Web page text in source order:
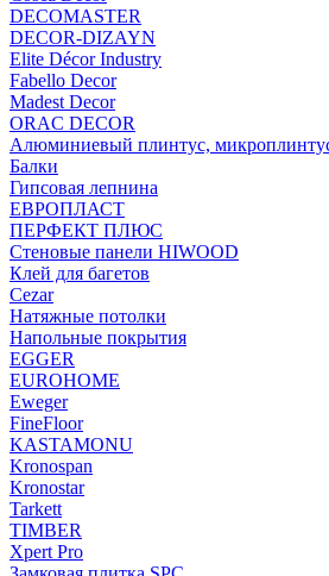
DECOMASTER
DECOR-DIZAYN
Elite Décor Industry
Fabello Decor
Madest Decor
ORAC DECOR
Алюминиевый плинтус,
Балки
Гипсовая лепнина
ЕВРОПЛАСТ
ПЕРФЕКТ ПЛЮС
Стеновые панели HIWOOD
Клей для багетов
Cezar
Натяжные потолки
Напольные покрытия
EGGER
EUROHOME
Eweger
FineFloor
KASTAMONU
Kronospan
Kronostar
Tarkett
TIMBER
Xpert Pro